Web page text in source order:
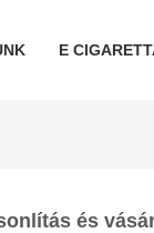
E
és